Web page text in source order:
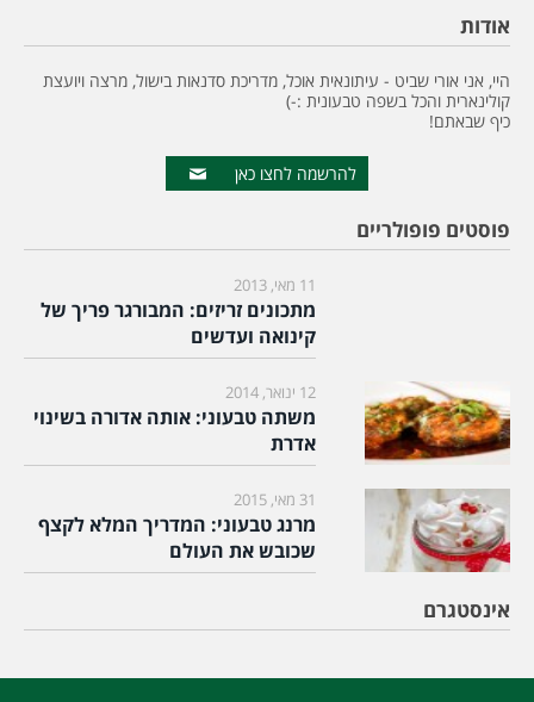
אודות
היי, אני אורי שביט - עיתונאית אוכל, מדריכת סדנאות בישול, מרצה ויועצת
קולינארית והכל בשפה טבעונית :-)
כיף שבאתם!
להרשמה לחצו כאן
פוסטים פופולריים
11 מאי, 2013
מתכונים זריזים: המבורגר פריך של
קינואה ועדשים
12 ינואר, 2014
משתה טבעוני: אותה אדורה בשינוי
אדרת
31 מאי, 2015
מרנג טבעוני: המדריך המלא לקצף
שכובש את העולם
אינסטגרם